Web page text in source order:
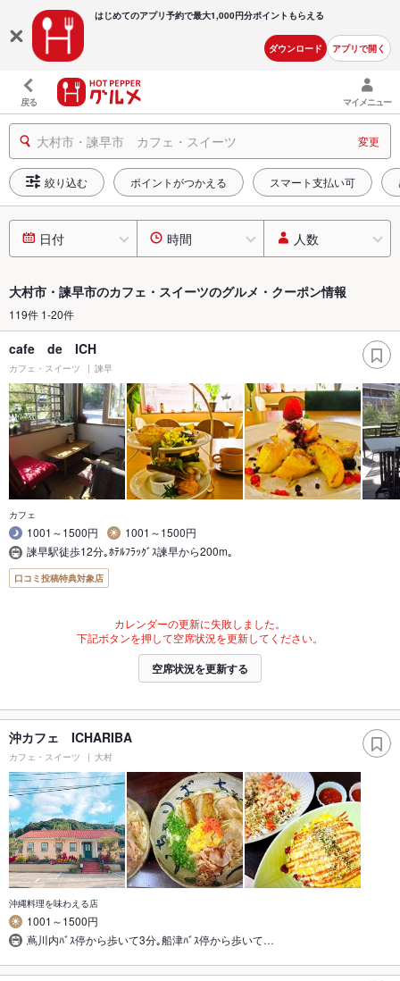
はじめてのアプリ予約で最大1,000円分ポイントもらえる
ダウンロード アプリで開く
戻る マイメニュー
大村市・諫早市 カフェ・スイーツ 変更
絞り込む ポイントがつかえる スマート支払い可
日付 時間 人数
大村市・諫早市のカフェ・スイーツのグルメ・クーポン情報
119件 1-20件
cafe de ICH
カフェ・スイーツ 諫早
カフェ
1001～1500円
1001～1500円
諫早駅徒歩12分｡ﾎﾃﾙﾌﾗｯｸﾞｽ諫早から200m｡
口コミ投稿特典対象店
カレンダーの更新に失敗しました。
下記ボタンを押して空席状況を更新してください。
空席状況を更新する
沖カフェ ICHARIBA
カフェ・スイーツ 大村
沖縄料理を味わえる店
1001～1500円
蔦川内ﾊﾞｽ停から歩いて3分｡船津ﾊﾞｽ停から歩いて…